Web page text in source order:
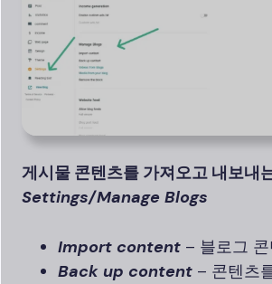
게시물 콘텐츠를 가져오고 내보내
Settings/Manage Blogs
Import content – 블로그
Back up content – 콘텐츠